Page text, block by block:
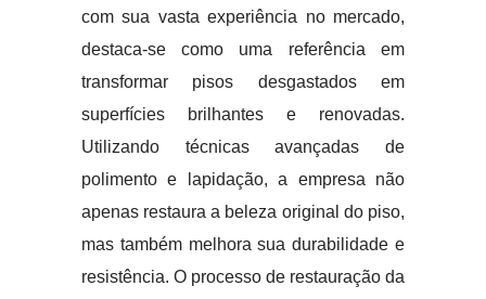
com sua vasta experiência no mercado,
destaca-se como uma referência em
transformar pisos desgastados em
superfícies brilhantes e renovadas.
Utilizando técnicas avançadas de
polimento e lapidação, a empresa não
apenas restaura a beleza original do piso,
mas também melhora sua durabilidade e
resistência. O processo de restauração da